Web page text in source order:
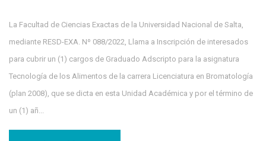
La Facultad de Ciencias Exactas de la Universidad Nacional de Salta,
mediante RESD-EXA. Nº 088/2022, Llama a Inscripción de interesados
para cubrir un (1) cargos de Graduado Adscripto para la asignatura
Tecnología de los Alimentos de la carrera Licenciatura en Bromatología
(plan 2008), que se dicta en esta Unidad Académica y por el término de
un (1) añ...